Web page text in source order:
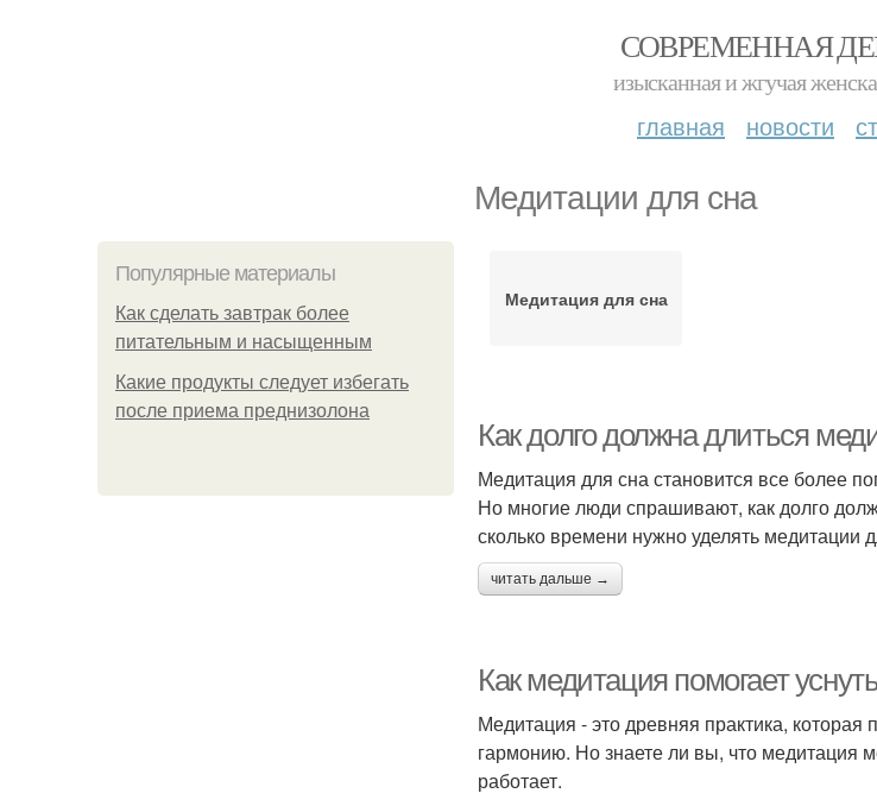
СОВРЕМЕННАЯ
изысканная и жгучая
главная новости
Медитации для сна
Популярные материалы
Как сделать завтрак более
питательным и насыщенным
Какие продукты следует избегать
после приема преднизолона
Медитация для сна
Как долго должна длиться
Медитация для сна становится все более
Но многие люди спрашивают, как долго
сколько времени нужно уделять
читать дальше →
Как медитация помогает
Медитация - это древняя практика,
гармонию. Но знаете ли вы, что медитация
работает.